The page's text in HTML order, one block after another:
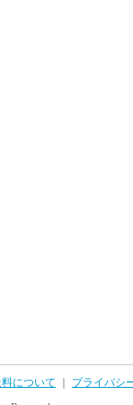
について
プライバシ